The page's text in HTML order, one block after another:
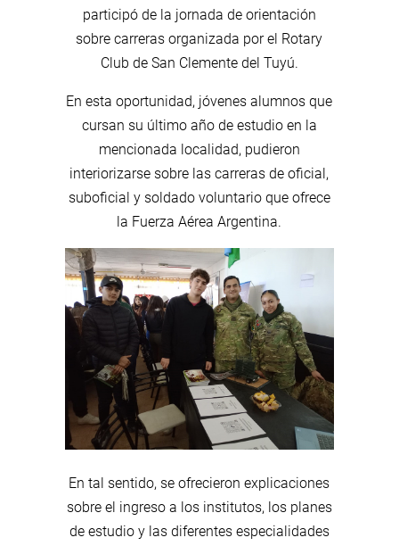
participó de la jornada de orientación
sobre carreras organizada por el Rotary
Club de San Clemente del Tuyú.
En esta oportunidad, jóvenes alumnos que
cursan su último año de estudio en la
mencionada localidad, pudieron
interiorizarse sobre las carreras de oficial,
suboficial y soldado voluntario que ofrece
la Fuerza Aérea Argentina.
En tal sentido, se ofrecieron explicaciones
sobre el ingreso a los institutos, los planes
de estudio y las diferentes especialidades